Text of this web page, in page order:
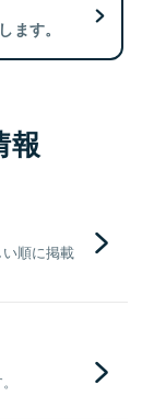
ます。
報
順に掲載